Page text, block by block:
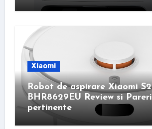
Xiaomi
Robot de aspirare Xiaomi
BHR8629EU Review si Pareri
pertinente